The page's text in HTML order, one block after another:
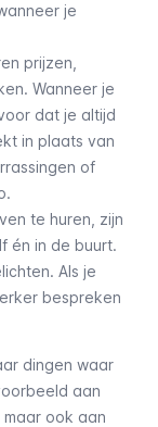
je
prijzen,
Wanneer je
dat je altijd
in plaats van
of
te huren, zijn
én in de buurt.
Als je
bespreken
dingen waar
aan
ook aan